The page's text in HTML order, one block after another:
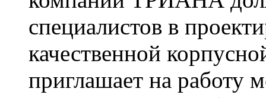
специалистов в
качественной
приглашает на работу